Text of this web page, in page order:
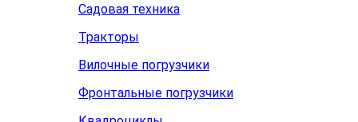
Садовая техника
Тракторы
Вилочные погрузчики
Фронтальные погрузчики